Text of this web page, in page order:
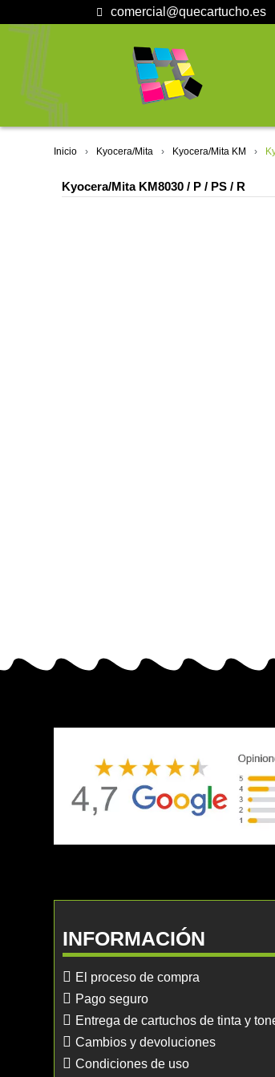
comercial@quecartucho.es
Inicio Kyocera/Mita Kyocera/Mita KM
Kyocera/Mita KM8030 / P / PS / R
INFORMACIÓN
El proceso de compra
Pago seguro
Entrega de cartuchos de tinta y
Cambios y devoluciones
Condiciones de uso